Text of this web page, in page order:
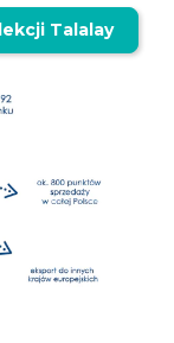
Talalay